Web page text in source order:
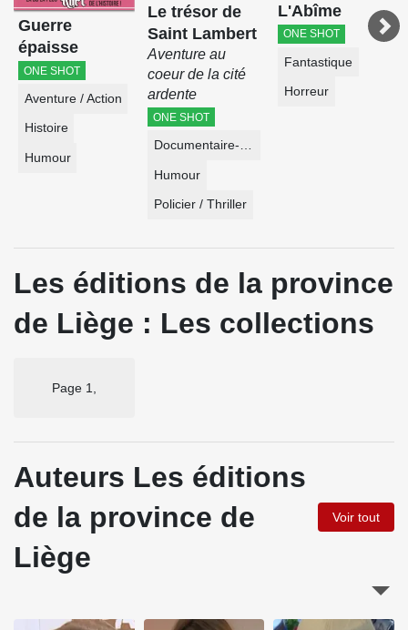
Guerre
épaisse
ONE SHOT
Aventure / Action
Histoire
Humour
Le trésor de
Saint Lambert
Aventure au
coeur de la cité
ardente
ONE SHOT
Documentaire-Encyclopédie
Humour
Policier / Thriller
L'Abîme
ONE SHOT
Fantastique
Horreur
Les éditions de la province
de Liège : Les collections
Page 1,
Auteurs Les éditions
de la province de
Liège
Voir tout